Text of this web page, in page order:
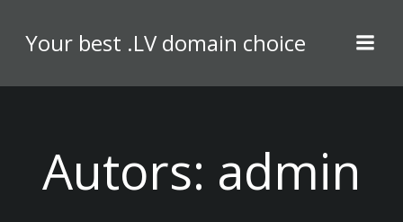
content
Your best .LV domain choice
Autors: admin